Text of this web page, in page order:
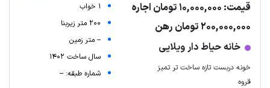
قیمت: 10,000,000 تومان اجاره
200,000,000 تومان رهن
خانه حیاط دار ویلایی
خونه دربست تازه ساخت تر تمیز
قروه
1 خواب
200 متر زیربنا
-- متر زمین
سال ساخت 1402
شماره طبقه: --